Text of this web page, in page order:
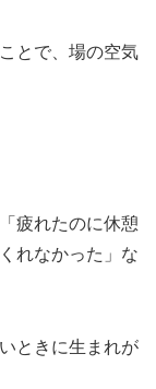
とで、場の空気
疲れたのに休憩
れなかった」な
ときに生まれが